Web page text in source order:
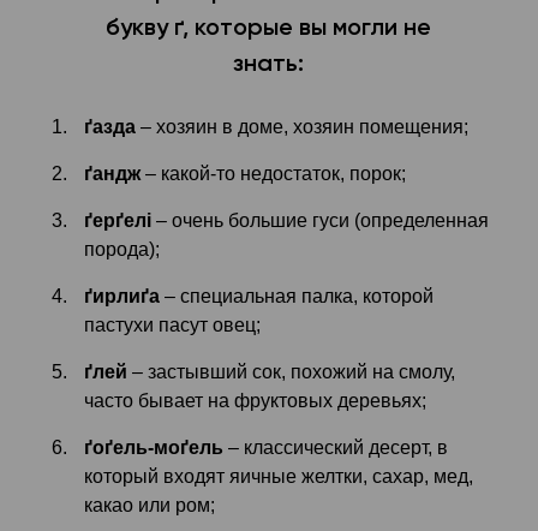
букву ґ, которые вы могли не
знать:
ґазда – хозяин в доме, хозяин помещения;
ґандж – какой-то недостаток, порок;
ґерґелі – очень большие гуси (определенная
порода);
ґирлиґа – специальная палка, которой
пастухи пасут овец;
ґлей – застывший сок, похожий на смолу,
часто бывает на фруктовых деревьях;
ґоґель-моґель – классический десерт, в
который входят яичные желтки, сахар, мед,
какао или ром;